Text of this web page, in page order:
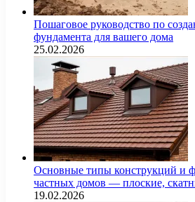
Пошаговое руководство по
фундамента для вашего дома
25.02.2026
Основные типы конструкций и
частных домов — плоские,
19.02.2026